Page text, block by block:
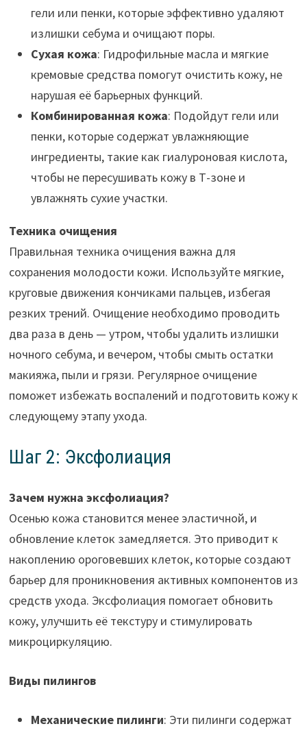
гели или пенки, которые эффективно удаляют
излишки себума и очищают поры.
Сухая кожа: Гидрофильные масла и мягкие
кремовые средства помогут очистить кожу, не
нарушая её барьерных функций.
Комбинированная кожа: Подойдут гели или
пенки, которые содержат увлажняющие
ингредиенты, такие как гиалуроновая кислота,
чтобы не пересушивать кожу в Т-зоне и
увлажнять сухие участки.
Техника очищения
Правильная техника очищения важна для
сохранения молодости кожи. Используйте мягкие,
круговые движения кончиками пальцев, избегая
резких трений. Очищение необходимо проводить
два раза в день — утром, чтобы удалить излишки
ночного себума, и вечером, чтобы смыть остатки
макияжа, пыли и грязи. Регулярное очищение
поможет избежать воспалений и подготовить кожу к
следующему этапу ухода.
Шаг 2: Эксфолиация
Зачем нужна эксфолиация?
Осенью кожа становится менее эластичной, и
обновление клеток замедляется. Это приводит к
накоплению ороговевших клеток, которые создают
барьер для проникновения активных компонентов из
средств ухода. Эксфолиация помогает обновить
кожу, улучшить её текстуру и стимулировать
микроциркуляцию.
Виды пилингов
Механические пилинги: Эти пилинги содержат